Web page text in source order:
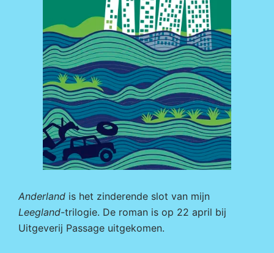
Anderland is het zinderende slot van mijn
Leegland-trilogie. De roman is op 22 april bij
Uitgeverij Passage uitgekomen.